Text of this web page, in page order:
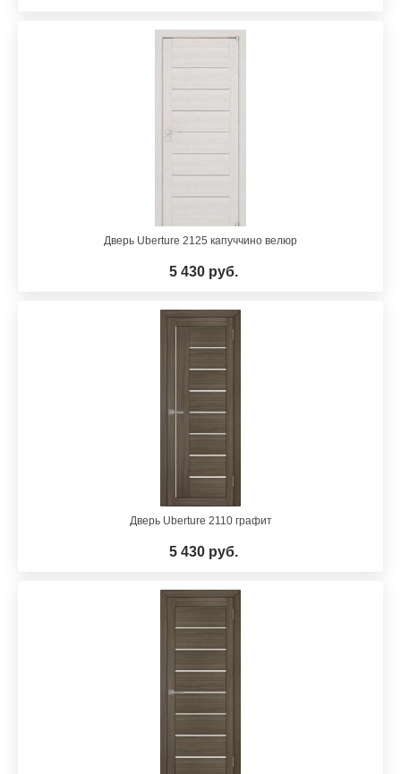
Дверь Uberture 2125 капуччино велюр
5 430 руб.
Дверь Uberture 2110 графит
5 430 руб.